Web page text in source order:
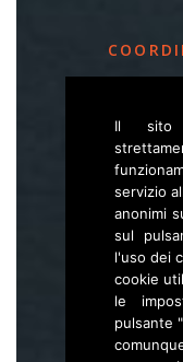
Večna
E
Il sito
servizio
anonimi
sul
l'uso dei
cookie
le
pulsante